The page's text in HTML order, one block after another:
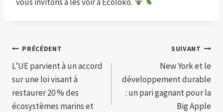
Navigation
de
l’article
PRÉCÉDENT
L’UE parvient à un accord
sur une loi visant à
restaurer 20 % des
écosystèmes marins et
SUIVANT
New York et le
développement durable
: un pari gagnant pour la
Big Apple